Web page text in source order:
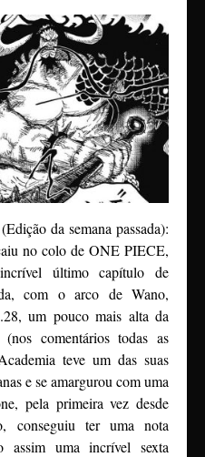
da semana passada):
no colo de ONE PIECE,
último capítulo de
com o arco de Wano,
um pouco mais alta da
comentários todas as
teve um das suas
e se amargurou com uma
pela primeira vez desde
conseguiu ter uma nota
assim uma incrível sexta